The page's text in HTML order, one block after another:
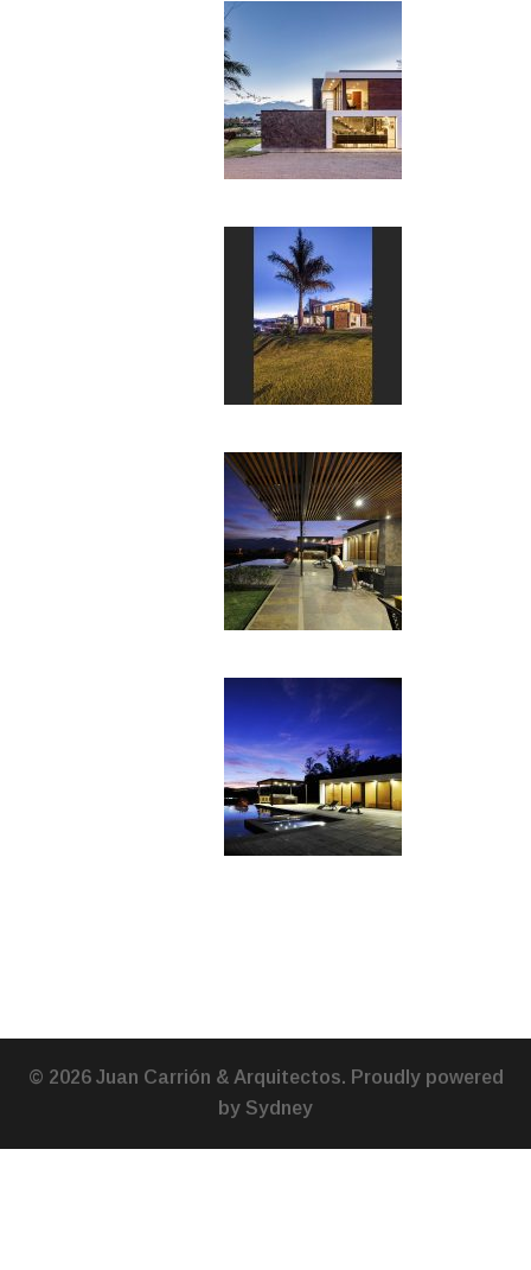
© 2026 Juan Carrión & Arquitectos. Proudly powered
by Sydney